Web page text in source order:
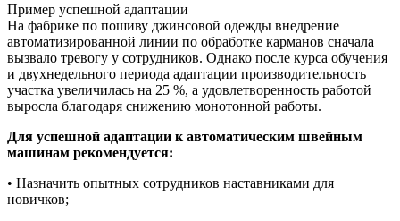
Пример успешной адаптации
На фабрике по пошиву джинсовой одежды внедрение
автоматизированной линии по обработке карманов сначала
вызвало тревогу у сотрудников. Однако после курса обучения
и двухнедельного периода адаптации производительность
участка увеличилась на 25 %, а удовлетворенность работой
выросла благодаря снижению монотонной работы.
Для успешной адаптации к автоматическим швейным
машинам рекомендуется:
• Назначить опытных сотрудников наставниками для
новичков;